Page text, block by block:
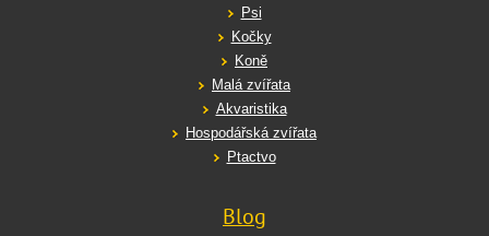
Psi
Kočky
Koně
Malá zvířata
Akvaristika
Hospodářská zvířata
Ptactvo
Blog